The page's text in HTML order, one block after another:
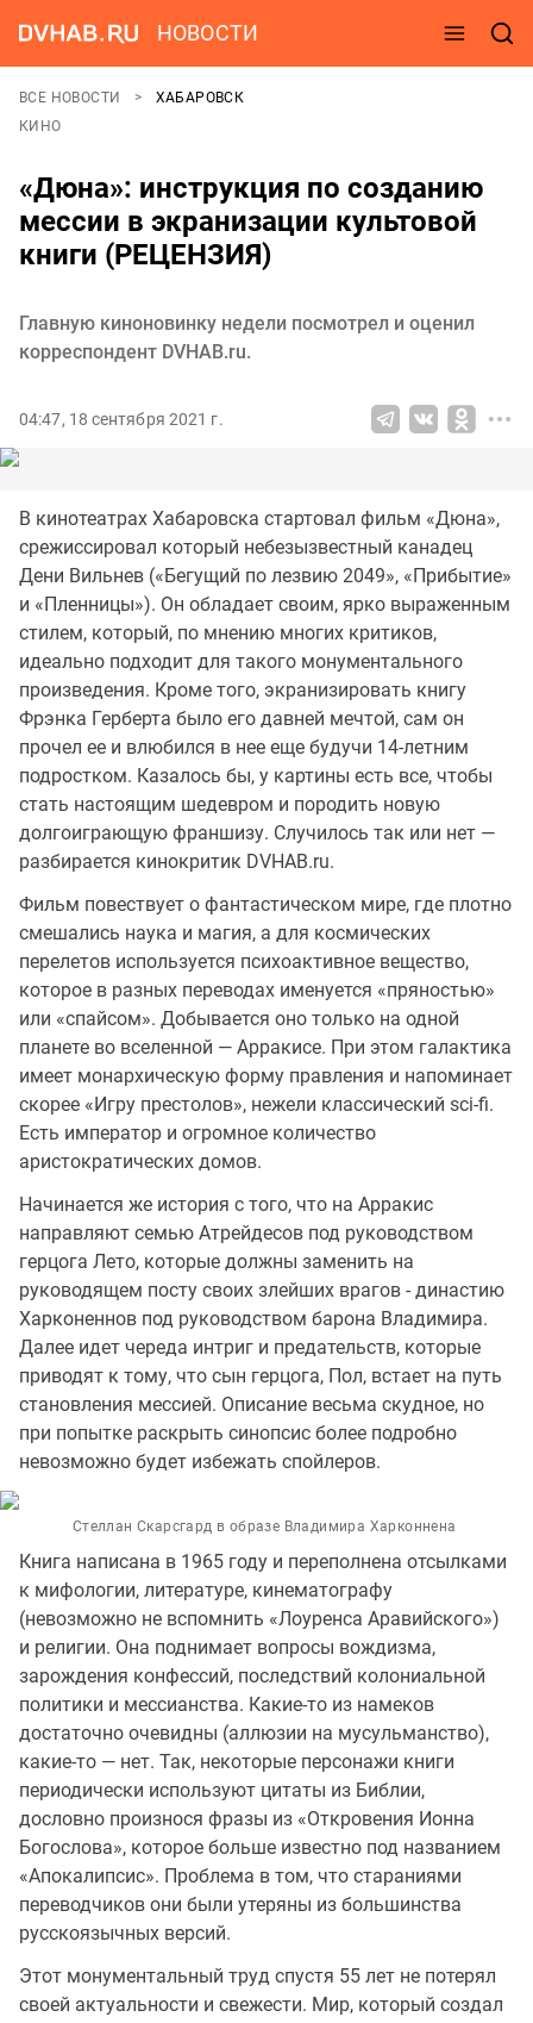
НОВОСТИ
ВСЕ НОВОСТИ
ХАБАРОВСК
КИНО
«Дюна»: инструкция по созданию
мессии в экранизации культовой
книги (РЕЦЕНЗИЯ)
Главную киноновинку недели посмотрел и оценил
корреспондент DVHAB.ru.
04:47, 18 сентября 2021 г.
В кинотеатрах Хабаровска стартовал фильм «Дюна»,
срежиссировал который небезызвестный канадец
Дени Вильнев («Бегущий по лезвию 2049», «Прибытие»
и «Пленницы»). Он обладает своим, ярко выраженным
стилем, который, по мнению многих критиков,
идеально подходит для такого монументального
произведения. Кроме того, экранизировать книгу
Фрэнка Герберта было его давней мечтой, сам он
прочел ее и влюбился в нее еще будучи 14-летним
подростком. Казалось бы, у картины есть все, чтобы
стать настоящим шедевром и породить новую
долгоиграющую франшизу. Случилось так или нет —
разбирается кинокритик DVHAB.ru.
Фильм повествует о фантастическом мире, где плотно
смешались наука и магия, а для космических
перелетов используется психоактивное вещество,
которое в разных переводах именуется «пряностью»
или «спайсом». Добывается оно только на одной
планете во вселенной — Арракисе. При этом галактика
имеет монархическую форму правления и напоминает
скорее «Игру престолов», нежели классический sci-fi.
Есть император и огромное количество
аристократических домов.
Начинается же история с того, что на Арракис
направляют семью Атрейдесов под руководством
герцога Лето, которые должны заменить на
руководящем посту своих злейших врагов - династию
Харконеннов под руководством барона Владимира.
Далее идет череда интриг и предательств, которые
приводят к тому, что сын герцога, Пол, встает на путь
становления мессией. Описание весьма скудное, но
при попытке раскрыть синопсис более подробно
невозможно будет избежать спойлеров.
Стеллан Скарсгард в образе Владимира Харконнена
Книга написана в 1965 году и переполнена отсылками
к мифологии, литературе, кинематографу
(невозможно не вспомнить «Лоуренса Аравийского»)
и религии. Она поднимает вопросы вождизма,
зарождения конфессий, последствий колониальной
политики и мессианства. Какие-то из намеков
достаточно очевидны (аллюзии на мусульманство),
какие-то — нет. Так, некоторые персонажи книги
периодически используют цитаты из Библии,
дословно произнося фразы из «Откровения Ионна
Богослова», которое больше известно под названием
«Апокалипсис». Проблема в том, что стараниями
переводчиков они были утеряны из большинства
русскоязычных версий.
Этот монументальный труд спустя 55 лет не потерял
своей актуальности и свежести. Мир, который создал